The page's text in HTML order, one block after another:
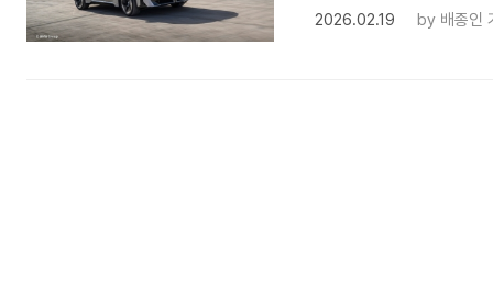
2026.02.19 by 배종인